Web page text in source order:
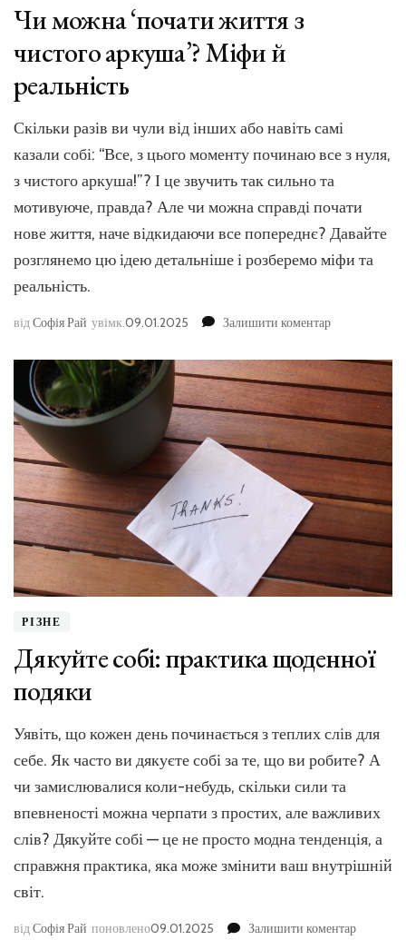
Чи можна ‘почати життя з
чистого аркуша’? Міфи й
реальність
Скільки разів ви чули від інших або навіть самі
казали собі: “Все, з цього моменту починаю все з нуля,
з чистого аркуша!”? І це звучить так сильно та
мотивуюче, правда? Але чи можна справді почати
нове життя, наче відкидаючи все попереднє? Давайте
розглянемо цю ідею детальніше і розберемо міфи та
реальність.
відСофія Рай увімк. 09.01.2025 Залишити коментардо
можна
життя
з
чистого
аркуша’?
Міфи
й
реальність
РІЗНЕ
Дякуйте собі: практика щоденної
подяки
Уявіть, що кожен день починається з теплих слів для
себе. Як часто ви дякуєте собі за те, що ви робите? А
чи замислювалися коли-небудь, скільки сили та
впевненості можна черпати з простих, але важливих
слів? Дякуйте собі — це не просто модна тенденція, а
справжня практика, яка може змінити ваш внутрішній
світ.
відСофія Рай поновлено09.01.2025 Залишити коментардо